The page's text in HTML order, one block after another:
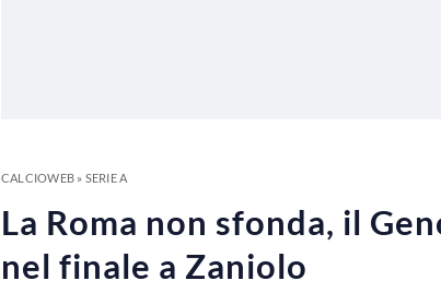
CALCIOWEB» SERIE A
La Roma non sfonda, il
nel finale a Zaniolo